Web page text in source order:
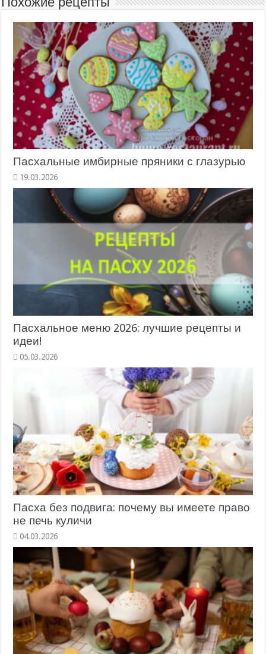
Пасхальные имбирные пряники с глазурью
19.03.2026
Пасхальное меню 2026: лучшие рецепты и
идеи!
05.03.2026
Пасха без подвига: почему вы имеете право
не печь куличи
04.03.2026